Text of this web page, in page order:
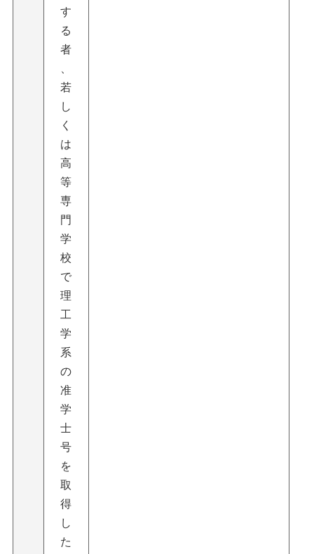
す
る
者
若
し
く
は
高
等
専
門
学
校
で
理
工
学
系
の
准
学
士
号
を
取
得
し
た